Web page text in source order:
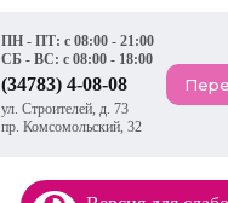
ПН - ПТ: с 08:00 - 21:00
СБ - ВС: с 08:00 - 18:00
(34783) 4-08-08
ул. Строителей, д. 73
пр. Комсомольский, 32